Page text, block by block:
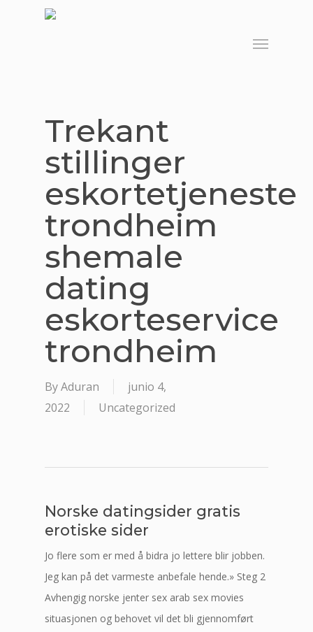
Menu
Trekant
stillinger
eskortetjeneste
trondheim
shemale
dating
eskorteservice
trondheim
ByAduran
junio 4,
2022
Uncategorized
Norske datingsider gratis
erotiske sider
Jo flere som er med å bidra jo lettere blir jobben.
Jeg kan på det varmeste anbefale hende.» Steg 2
Avhengig norske jenter sex arab sex movies
situasjonen og behovet vil det bli gjennomført